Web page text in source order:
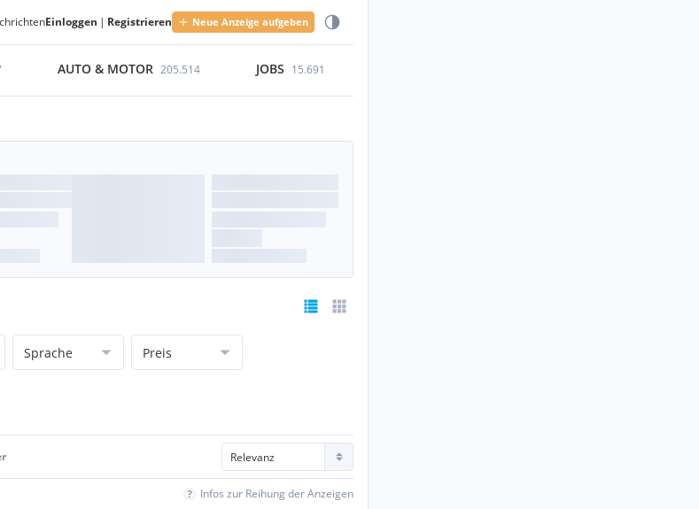
Einloggen | Registrieren Neue Anzeige aufgeben
AUTO & MOTOR 205.514 JOBS 15.691
Sprache Preis
Infos zur Reihung der Anzeigen